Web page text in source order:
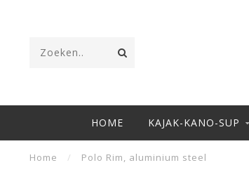
HOME KAJAK-KANO-SUP
Home / Polo Rim, aluminium steel